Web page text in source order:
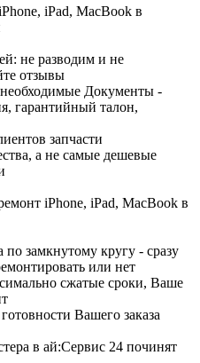
не разводим и не
отзывы
Документы -
гарантийный талон,
запчасти
а не самые дешевые
замкнутому кругу - сразу
или нет
сжатые сроки, Ваше
Вашего заказа